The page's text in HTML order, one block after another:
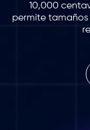
10,000
permite tamaños